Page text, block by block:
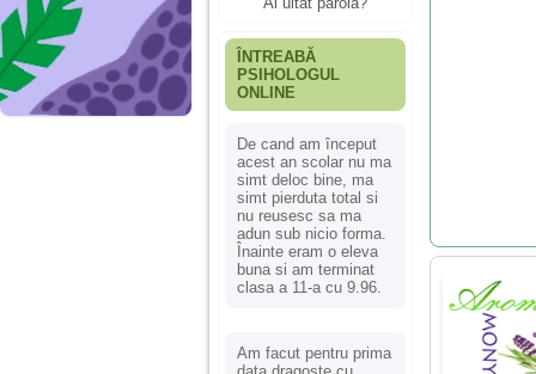
ÎNTREABĂ
PSIHOLOGUL
ONLINE
De cand am început
acest an scolar nu ma
simt deloc bine, ma
simt pierduta total si
nu reusesc sa ma
adun sub nicio forma.
Înainte eram o eleva
buna si am terminat
clasa a 11-a cu 9.96.
Am facut pentru prima